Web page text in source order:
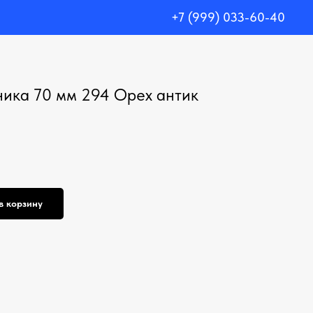
+7 (999) 033-60-40
70 мм 294 Орех антик
корзину